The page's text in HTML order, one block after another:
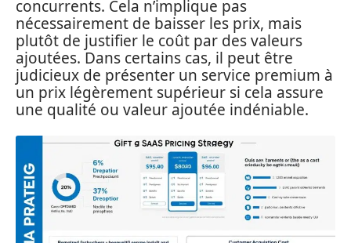
concurrents. Cela n’implique pas
nécessairement de baisser les prix, mais
plutôt de justifier le coût par des valeurs
ajoutées. Dans certains cas, il peut être
judicieux de présenter un service premium à
un prix légèrement supérieur si cela assure
une qualité ou valeur ajoutée indéniable.